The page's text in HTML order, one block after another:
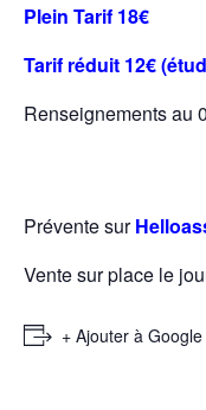
Plein Tarif 18€
Tarif réduit 12€
Renseignements au
Prévente sur
Vente sur place le
+ Ajouter à